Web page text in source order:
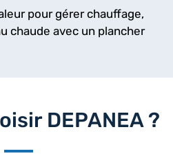
pour gérer chauffage,
chaude avec un plancher
DEPANEA ?